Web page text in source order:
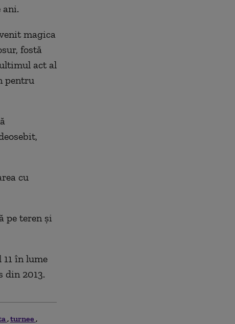
ani.
magica
fostă
act al
pentru
cu
pe teren și
în lume
din 2013.
turnee